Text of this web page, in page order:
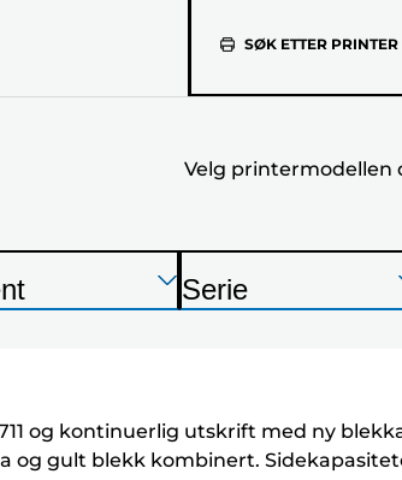
SØK ETTER PRINTER
Velg printermodellen
Trykk
Enter
S
i
v
Serie
Trykk
Enter
og kontinuerlig utskrift med ny
og gult blekk kombinert.